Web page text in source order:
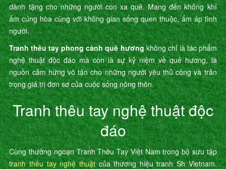
dành tặng cho những người con xa quê. Mang đến không khí
ấm cúng hòa cùng với không gian sống quen thuộc, ấm áp tình
người.
Tranh thêu tay phong cảnh quê hươngkhông chỉ là tác phẩm
nghệ thuật độc đáo mà còn là sự kỷ niệm về quê hương, là
nguồn cảm hứng vô tận cho những người yêu thủ công và trân
trọng giá trị đơn sơ của cuộc sống nông thôn.
Tranh thêu tay nghệ thuật độc
đáo
Cùng thưởng ngoạn Tranh Thêu Tay Việt Nam trong bộ sưu tập
tranh thêu tay nghệ thuậtcủa thương hiệu tranh Sh Vietnam.